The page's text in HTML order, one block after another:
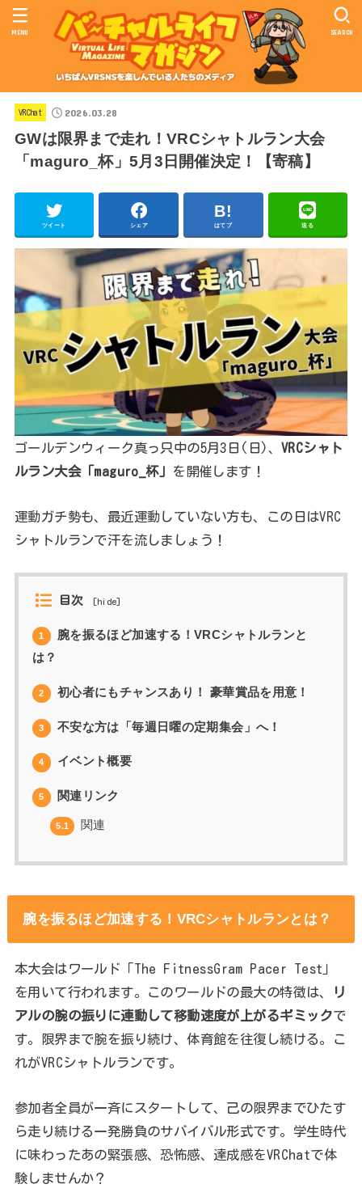
SEARCH
MENU
VRChat 2026.03.28
GWは限界まで走れ！VRCシャトルラン大会
「maguro_杯」5月3日開催決定！【寄稿】
ツイート シェア はてブ 送る
ゴールデンウィーク真っ只中の5月3日(日)、 VRCシャト
ルラン大会「maguro_杯」
を開催します！
運動ガチ勢も、最近運動していない方も、この日はVRC
シャトルランで汗を流しましょう！
目次 [hide]
1
腕を振るほど加速する！VRCシャトルランと
は？
2 初心者にもチャンスあり！ 豪華賞品を用意！
3 不安な方は「毎週日曜の定期集会」へ！
4 イベント概要
5 関連リンク
5.1 関連
腕を振るほど加速する！VRCシャトルランとは？
本大会はワールド「The FitnessGram Pacer Test」
を用いて行われます。このワールドの最大の特徴は、
リ
アルの腕の振りに連動して移動速度が上がるギミックで
す。限界まで腕を振り続け、体育館を往復し続ける。こ
れがVRCシャトルランです。
参加者全員が一斉にスタートして、己の限界までひたす
ら走り続ける一発勝負のサバイバル形式です。学生時代
に味わったあの緊張感、恐怖感、達成感をVRChatで体
験しませんか？